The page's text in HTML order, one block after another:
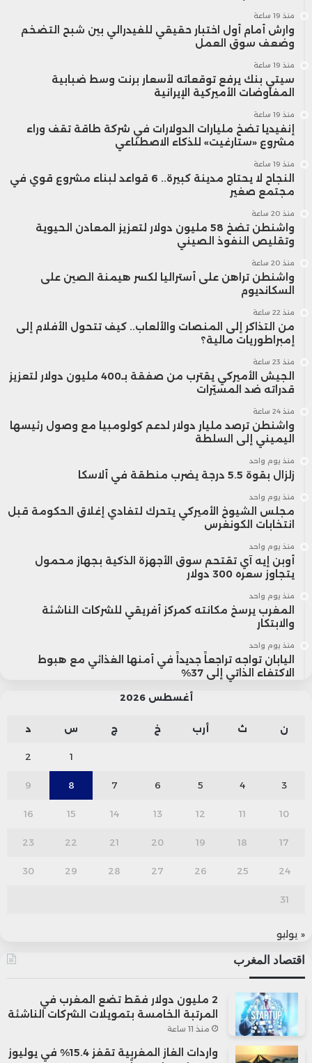
منذ 19 ساعة
وارش أمام أول اختبار حقيقي للفيدرالي بين شبح التضخم
وضعف سوق العمل
منذ 19 ساعة
سيتي بنك يرفع توقعاته لأسعار برنت وسط ضبابية
المفاوضات الأميركية الإيرانية
منذ 19 ساعة
إنفيديا تضخ مليارات الدولارات في شركة طاقة تقف وراء
مشروع «ستارغيت» للذكاء الاصطناعي
منذ 19 ساعة
النجاح لا يحتاج مدينة كبيرة.. 6 قواعد لبناء مشروع قوي في
مجتمع صغير
منذ 20 ساعة
واشنطن تضخ 58 مليون دولار لتعزيز المعادن الحيوية
وتقليص النفوذ الصيني
منذ 20 ساعة
واشنطن تراهن على أستراليا لكسر هيمنة الصين على
السكانديوم
منذ 22 ساعة
من التذاكر إلى المنصات والألعاب.. كيف تتحول الأفلام إلى
إمبراطوريات مالية؟
منذ 23 ساعة
الجيش الأميركي يقترب من صفقة بـ400 مليون دولار لتعزيز
قدراته ضد المسيّرات
منذ 24 ساعة
واشنطن ترصد مليار دولار لدعم كولومبيا مع وصول رئيسها
اليميني إلى السلطة
منذ يوم واحد
زلزال بقوة 5.5 درجة يضرب منطقة في ألاسكا
منذ يوم واحد
مجلس الشيوخ الأميركي يتحرك لتفادي إغلاق الحكومة قبل
انتخابات الكونغرس
منذ يوم واحد
أوبن إيه آي تقتحم سوق الأجهزة الذكية بجهاز محمول
يتجاوز سعره 300 دولار
منذ يوم واحد
المغرب يرسخ مكانته كمركز أفريقي للشركات الناشئة
والابتكار
منذ يوم واحد
اليابان تواجه تراجعاً جديداً في أمنها الغذائي مع هبوط
الاكتفاء الذاتي إلى 37%
أغسطس 2026
ن ث أرب خ ج س د
1
2
3
4
5
6
7
8
9
10
11
12
13
14
15
16
17
18
19
20
21
22
23
24
25
26
27
28
29
30
31
« يوليو
اقتصاد المغرب
2 مليون دولار فقط تضع المغرب في
المرتبة الخامسة بتمويلات الشركات الناشئة
منذ 11 ساعة
واردات الغاز المغربية تقفز 15.4% في يوليوز